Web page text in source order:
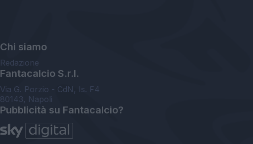
Chi siamo
Redazione
Fantacalcio S.r.l.
Via G. Porzio - CdN, Is. F4
80143, Napoli
Pubblicità su Fantacalcio?